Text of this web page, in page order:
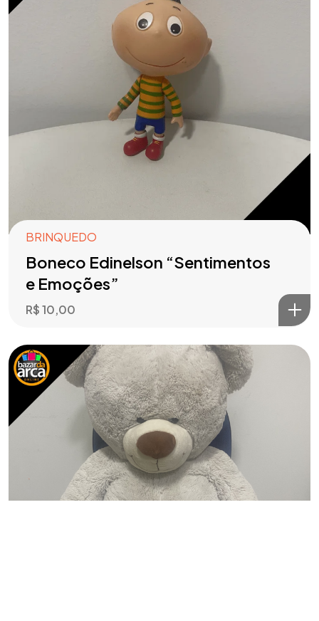
BRINQUEDO
Boneco Edinelson “Sentimentos
e Emoções”
R$10,00